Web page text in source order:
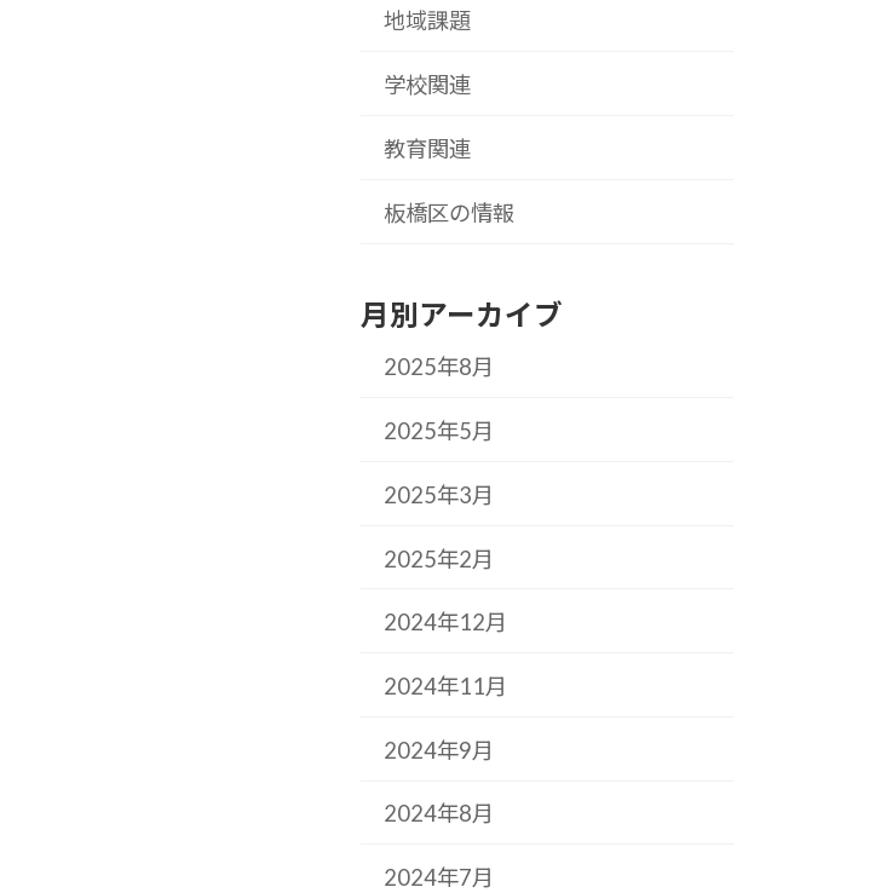
地域課題
学校関連
教育関連
板橋区の情報
月別アーカイブ
2025年8月
2025年5月
2025年3月
2025年2月
2024年12月
2024年11月
2024年9月
2024年8月
2024年7月